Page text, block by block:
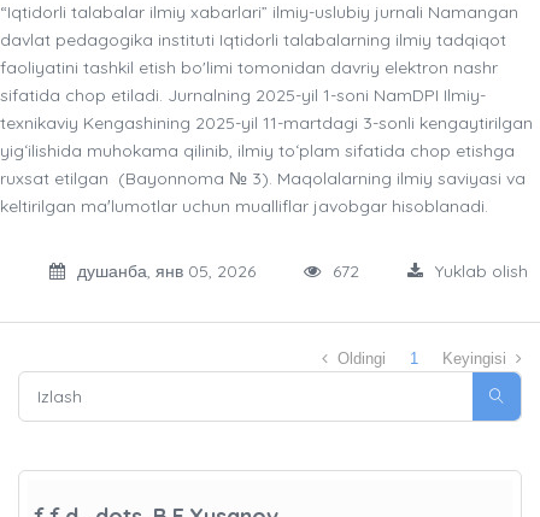
“Iqtidorli talabalar ilmiy xabarlari” ilmiy-uslubiy jurnali Namangan
davlat pedagogika instituti Iqtidorli talabalarning ilmiy tadqiqot
faoliyatini tashkil etish bo'limi tomonidan davriy elektron nashr
sifatida chop etiladi. Jurnalning 2025-yil 1-soni NamDPI Ilmiy-
texnikaviy Kengashining 2025-yil 11-martdagi 3-sonli kengaytirilgan
yigʻilishida muhokama qilinib, ilmiy toʻplam sifatida chop etishga
ruxsat etilgan (Bayonnoma № 3). Maqolalarning ilmiy saviyasi va
keltirilgan maʼlumotlar uchun mualliflar javobgar hisoblanadi.
душанба, янв 05, 2026 672 Yuklab olish
Oldingi 1 Keyingisi